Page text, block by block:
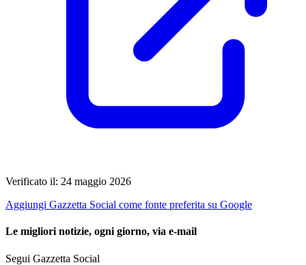
Verificato il: 24 maggio 2026
Aggiungi Gazzetta Social come fonte preferita su Google
Le migliori notizie, ogni giorno, via e-mail
Segui Gazzetta Social